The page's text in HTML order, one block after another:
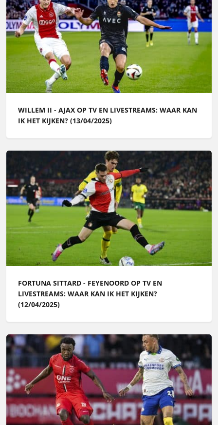
WILLEM II - AJAX OP TV EN LIVESTREAMS: WAAR KAN
IK HET KIJKEN? (13/04/2025)
FORTUNA SITTARD - FEYENOORD OP TV EN
LIVESTREAMS: WAAR KAN IK HET KIJKEN?
(12/04/2025)